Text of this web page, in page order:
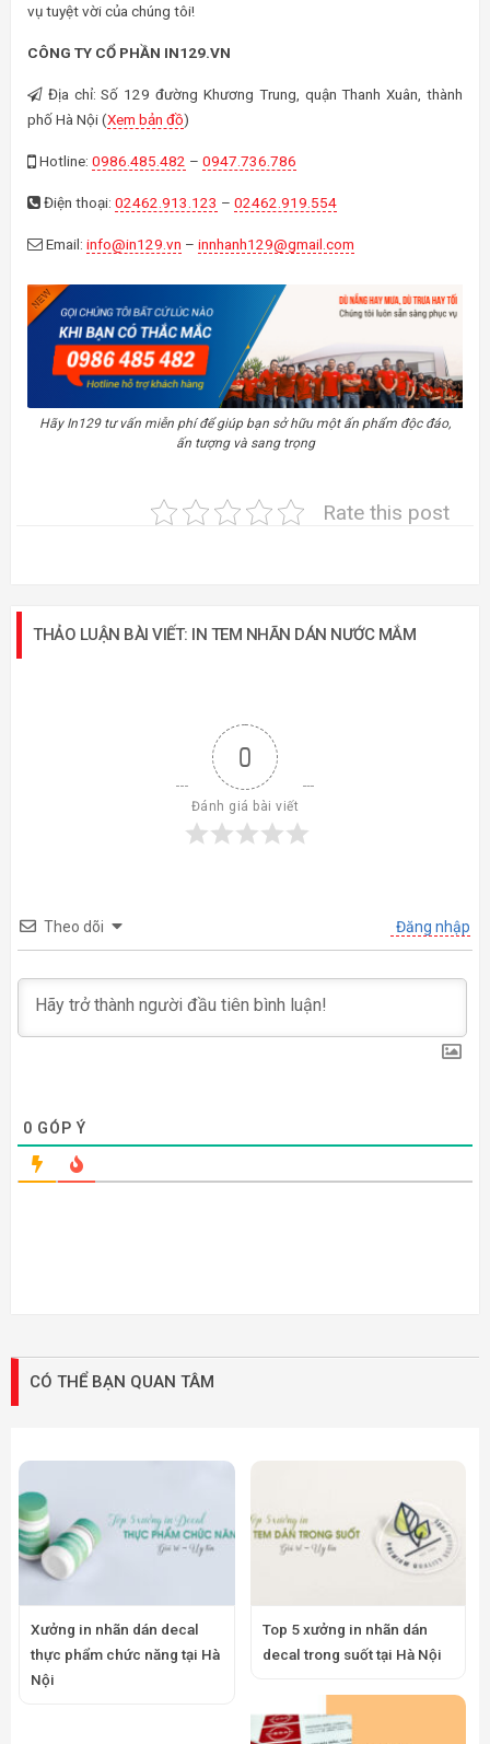
vụ tuyệt vời của chúng tôi!
CÔNG TY CỔ PHẦN IN129.VN
Địa chỉ: Số 129 đường Khương Trung, quận Thanh Xuân, thành
phố Hà Nội (Xem bản đồ)
Hotline: 0986.485.482 – 0947.736.786
Điện thoại: 02462.913.123 – 02462.919.554
Email: info@in129.vn – innhanh129@gmail.com
Hãy In129 tư vấn miễn phí để giúp bạn sở hữu một ấn phẩm độc đáo,
ấn tượng và sang trọng
Rate this post
THẢO LUẬN BÀI VIẾT: IN TEM NHÃN DÁN NƯỚC MẮM
0
Đánh giá bài viết
Theo dõi Đăng nhập
0 GÓP Ý
CÓ THỂ BẠN QUAN TÂM
Xưởng in nhãn dán decal
thực phẩm chức năng tại Hà
Nội
Top 5 xưởng in nhãn dán
decal trong suốt tại Hà Nội